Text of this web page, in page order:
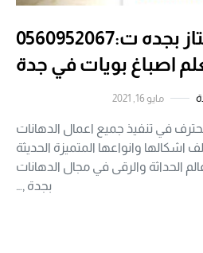
عامل بوية ممتاز بجده ت:0560952067
اصباغ بويات في جدة
مايو 16, 2021
في تنفيذ جميع اعمال الدهانات
اشكالها وانواعها المتميزة الحديثة
الحداثة والرقى في مجال الدهانات
بجدة ,…